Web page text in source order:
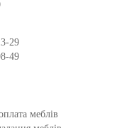
29
49
меблів